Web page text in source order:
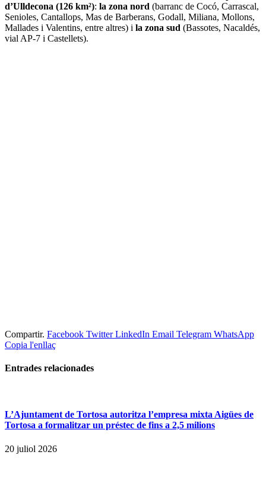
d’Ulldecona (126 km²): la zona nord (barranc de Cocó, Carrascal,
Senioles, Cantallops, Mas de Barberans, Godall, Miliana, Mollons,
Mallades i Valentins, entre altres) i la zona sud (Bassotes, Nacaldés,
vial AP-7 i Castellets).
Compartir. Facebook Twitter LinkedIn Email Telegram WhatsApp
Copia l'enllaç
Entrades relacionades
L’Ajuntament de Tortosa autoritza l’empresa mixta Aigües de
Tortosa a formalitzar un préstec de fins a 2,5 milions
20 juliol 2026